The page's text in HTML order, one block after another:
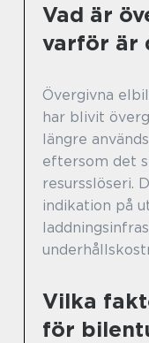
Vad är
varför är
Övergivna
har blivit
längre
eftersom det
resursslöseri.
indikation på
Vilka
för